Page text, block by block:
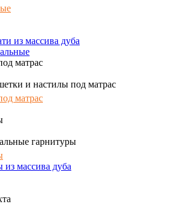
из массива дуба
матрас
и настилы под матрас
матрас
гарнитуры
массива дуба